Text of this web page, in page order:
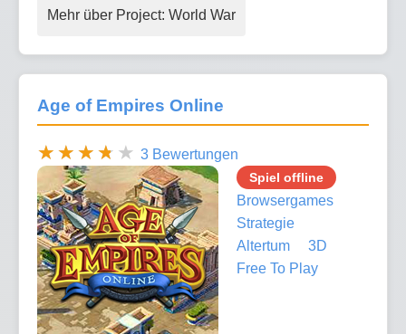
Mehr über Project: World War
Age of Empires Online
3 Bewertungen
Spiel offline
Browsergames
Strategie
Altertum
3D
Free To Play